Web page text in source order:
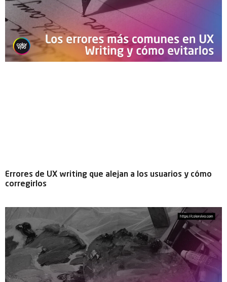
Errores de UX writing que alejan a los usuarios y cómo
corregirlos